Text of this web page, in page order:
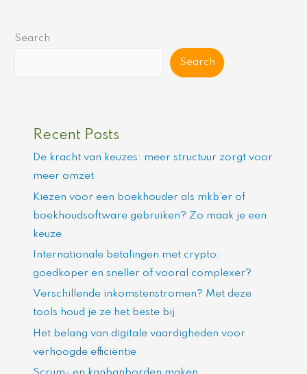
Search
Search
Recent Posts
De kracht van keuzes: meer structuur zorgt voor
meer omzet
Kiezen voor een boekhouder als mkb’er of
boekhoudsoftware gebruiken? Zo maak je een
keuze
Internationale betalingen met crypto:
goedkoper en sneller of vooral complexer?
Verschillende inkomstenstromen? Met deze
tools houd je ze het beste bij
Het belang van digitale vaardigheden voor
verhoogde efficiëntie